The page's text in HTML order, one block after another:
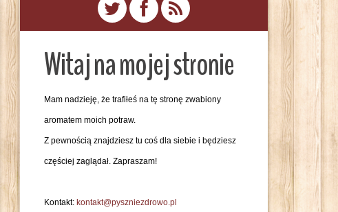
Witaj na mojej stronie
Mam nadzieję, że trafiłeś na tę stronę zwabiony
aromatem moich potraw.
Z pewnością znajdziesz tu coś dla siebie i będziesz
częściej zaglądał. Zapraszam!
Kontakt: kontakt@pyszniezdrowo.pl